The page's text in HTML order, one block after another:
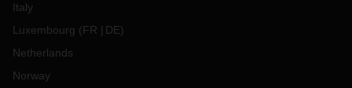
Italy
Luxembourg (FR DE)
Netherlands
Norway